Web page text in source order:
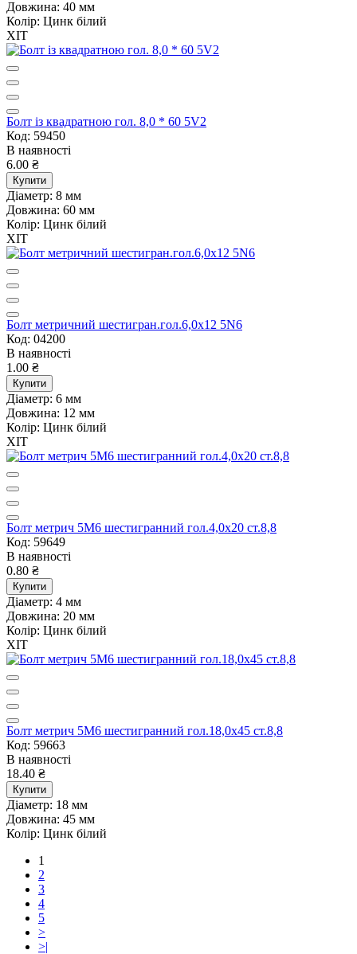
Довжина: 40 мм
Колір: Цинк білий
ХІТ
Болт із квадратною гол. 8,0 * 60 5V2
Код: 59450
В наявності
6.00 ₴
Купити
Діаметр: 8 мм
Довжина: 60 мм
Колір: Цинк білий
ХІТ
Болт метричний шестигран.гол.6,0х12 5N6
Код: 04200
В наявності
1.00 ₴
Купити
Діаметр: 6 мм
Довжина: 12 мм
Колір: Цинк білий
ХІТ
Болт метрич 5М6 шестигранний гол.4,0х20 ст.8,8
Код: 59649
В наявності
0.80 ₴
Купити
Діаметр: 4 мм
Довжина: 20 мм
Колір: Цинк білий
ХІТ
Болт метрич 5М6 шестигранний гол.18,0х45 ст.8,8
Код: 59663
В наявності
18.40 ₴
Купити
Діаметр: 18 мм
Довжина: 45 мм
Колір: Цинк білий
1
2
3
4
5
>
>|